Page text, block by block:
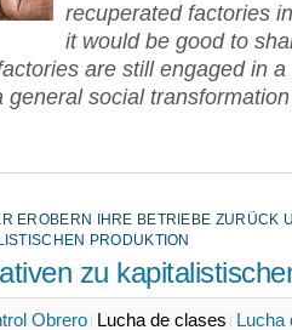
recuperated factories
it would be good to
are still engaged in a
general social
EROBERN IHRE BETRIEBE ZURÜCK
PRODUKTION
zu
Obrero Lucha de clases Lucha